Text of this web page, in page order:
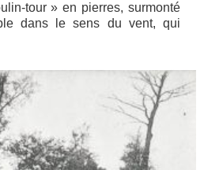
tour » en pierres, surmonté
dans le sens du vent, qui